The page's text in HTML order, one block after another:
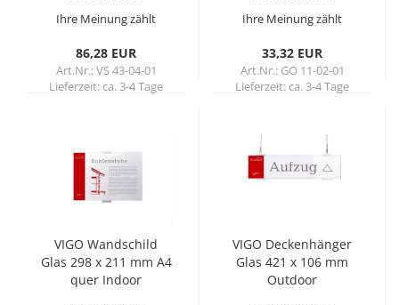
Ihre Meinung zählt
86,28 EUR
Art.Nr.: VS 43-04-01
Lieferzeit:ca. 3-4 Tage
Ihre Meinung zählt
33,32 EUR
Art.Nr.: GO 11-02-01
Lieferzeit:ca. 3-4 Tage
VIGO Wand­schild
Glas 298 x 211 mm A4
quer In­door
VIGO De­cken­hän­ger
Glas 421 x 106 mm
Out­door